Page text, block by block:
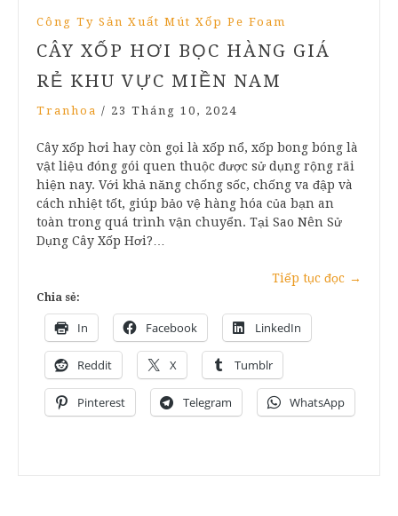
Công Ty Sản Xuất Mút Xốp Pe Foam
CÂY XỐP HƠI BỌC HÀNG GIÁ
RẺ KHU VỰC MIỀN NAM
Tranhoa / 23 Tháng 10, 2024
Cây xốp hơi hay còn gọi là xốp nổ, xốp bong bóng là
vật liệu đóng gói quen thuộc được sử dụng rộng rãi
hiện nay. Với khả năng chống sốc, chống va đập và
cách nhiệt tốt, giúp bảo vệ hàng hóa của bạn an
toàn trong quá trình vận chuyển. Tại Sao Nên Sử
Dụng Cây Xốp Hơi?…
Tiếp tục đọc →
Chia sẻ:
In Facebook LinkedIn
Reddit X Tumblr
Pinterest Telegram WhatsApp